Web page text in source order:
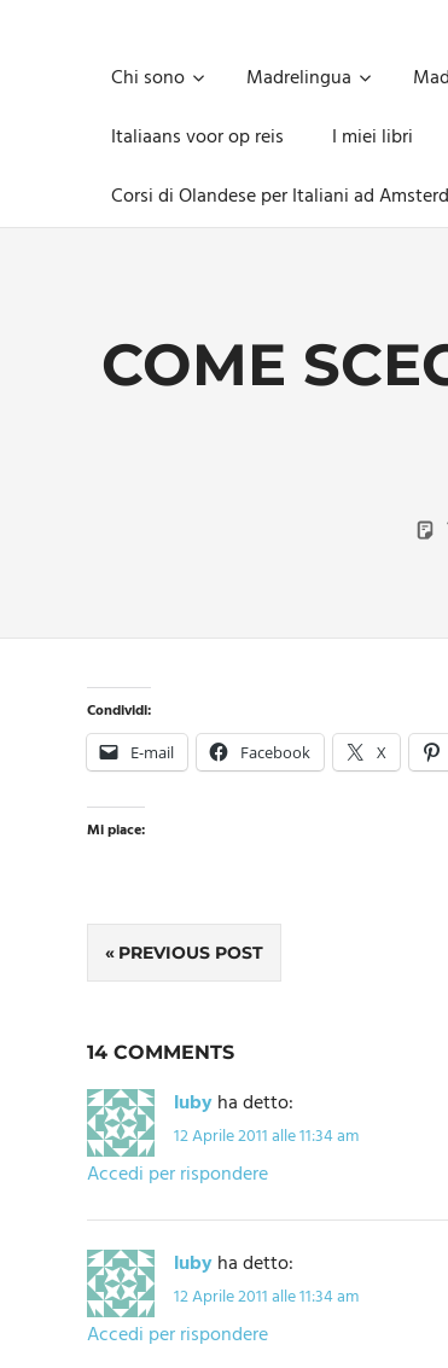
imprescindibile,
inevitabile
Mammamsterdam
oggi
anche
nuova
confezione
Chi sono Madrelingua
Italiaans voor op reis
I miei libri
Corsi di Olandese per Italiani ad
COME
Condividi:
E-mail Facebook X
Mi piace:
Navigazione
PREVIOUS POST
14 COMMENTS
lubyha detto:
12 Aprile 2011 alle 11:34 am
Accedi per rispondere
lubyha detto:
12 Aprile 2011 alle 11:34 am
Accedi per rispondere